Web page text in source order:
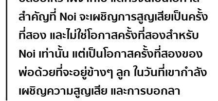
สำคัญที่ Noi จะเผชิญการสูญเสียเป็นครั้ง
ที่สอง และไม่ใช่โอกาสครั้งที่สองสำหรับ
Noi เท่านั้น แต่เป็นโอกาสครั้งที่สองของ
พ่อด้วยที่จะอยู่ข้างๆ ลูก ในวันที่เขากำลัง
เผชิญความสูญเสีย และการบอกลา